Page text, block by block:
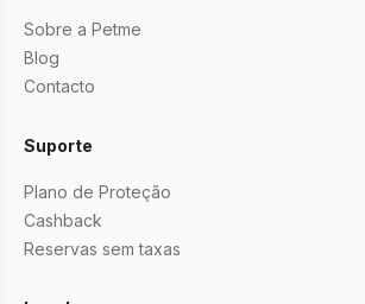
Sobre a Petme
Blog
Contacto
Suporte
Plano de Proteção
Cashback
Reservas sem taxas